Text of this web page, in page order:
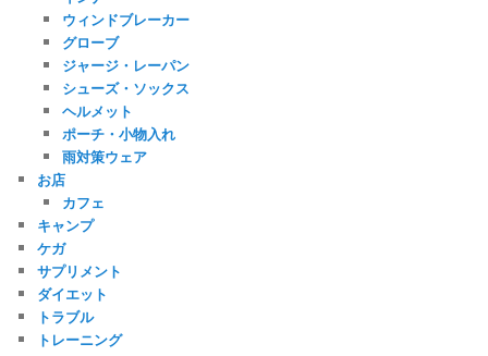
ウィンドブレーカー
グローブ
ジャージ・レーパン
シューズ・ソックス
ヘルメット
ポーチ・小物入れ
雨対策ウェア
お店
カフェ
キャンプ
ケガ
サプリメント
ダイエット
トラブル
トレーニング